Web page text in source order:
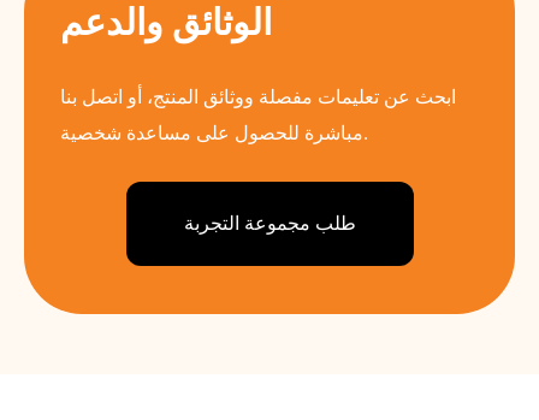
الوثائق والدعم
ابحث عن تعليمات مفصلة ووثائق المنتج، أو اتصل بنا
مباشرة للحصول على مساعدة شخصية.
طلب مجموعة التجربة